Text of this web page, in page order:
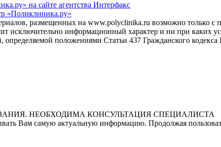
на сайте агентства Интерфакс
«Поликлиника.ру»
размещенных на www.polyclinika.ru возможно только с
исключительно информационный характер и ни при каких
положениями Статьи 437 Гражданского
НЕОБХОДИМА КОНСУЛЬТАЦИЯ СПЕЦИАЛИСТА
Вам самую актуальную информацию. Продолжая